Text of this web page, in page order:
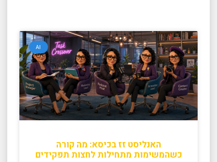
AI
האנליסט זז בכיסא: מה קורה
כשהמשימות מתחילות לחצות תפקידים